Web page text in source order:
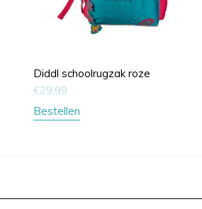
Diddl schoolrugzak roze
€29,99
Bestellen